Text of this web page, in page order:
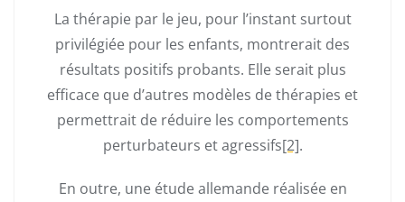
La thérapie par le jeu, pour l’instant surtout
privilégiée pour les enfants, montrerait des
résultats positifs probants. Elle serait plus
efficace que d’autres modèles de thérapies et
permettrait de réduire les comportements
perturbateurs et agressifs[2].
En outre, une étude allemande réalisée en